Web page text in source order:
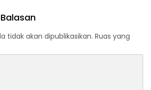
tidak akan dipublikasikan. Ruas yang